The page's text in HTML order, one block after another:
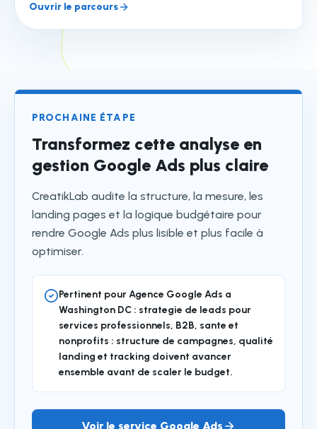
Ouvrir le parcours
PROCHAINE ÉTAPE
Transformez cette analyse en
gestion Google Ads plus claire
CreatikLab audite la structure, la mesure, les
landing pages et la logique budgétaire pour
rendre Google Ads plus lisible et plus facile à
optimiser.
Pertinent pour Agence Google Ads a
Washington DC : strategie de leads pour
services professionnels, B2B, sante et
nonprofits : structure de campagnes, qualité
landing et tracking doivent avancer
ensemble avant de scaler le budget.
Voir le service Google Ads